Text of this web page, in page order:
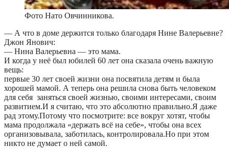
Фото Нато Овчинникова.
— А что в доме держится только благодаря Нине Валерьевне?
Джон Янович:
— Нина Валерьевна — это мама.
И когда у неё был юбилей 60 лет она сказала очень важную
вещь:
первые 30 лет своей жизни она посвятила детям и была
хорошей мамой. А теперь она решила снова быть человеком
для себя заняться своей жизнью, своими интересами, своим
развитием.И я считаю, что это абсолютно правильно.Я даже
рад этому.Потому что посмотрите: все вокруг хотят, чтобы
мама продолжала «держать всё на себе», чтобы она всех
организовывала, заботилась, контролировала.Но при этом
никто не думает о ней самой.